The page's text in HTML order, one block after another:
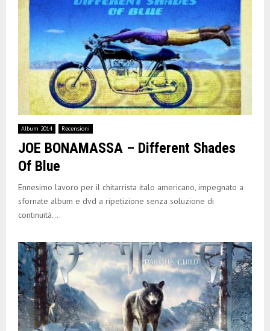
Album 2014 Recensioni
JOE BONAMASSA – Different Shades
Of Blue
Ennesimo lavoro per il chitarrista italo americano, impegnato a
sfornate album e dvd a ripetizione senza soluzione di
continuità....